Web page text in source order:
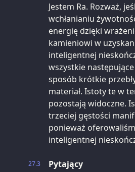
Jestem Ra. Rozważ,
wchłanianiu
energię dzięki
kamieniowi w
inteligentnej
wszystkie
sposób krótkie
materiał. Istoty te w
pozostają widoczne.
trzeciej gęstości
ponieważ
inteligentnej
27.3
Pytający